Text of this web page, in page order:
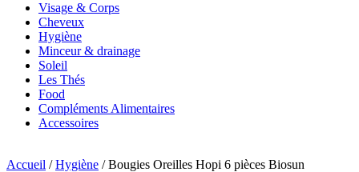
Visage & Corps
Cheveux
Hygiène
Minceur & drainage
Soleil
Les Thés
Food
Compléments Alimentaires
Accessoires
Accueil /Hygiène / Bougies Oreilles Hopi 6 pièces Biosun